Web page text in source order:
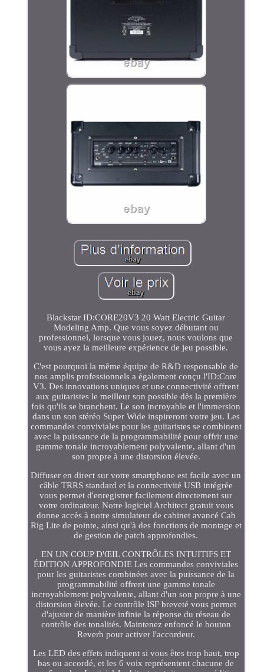
Blackstar ID:CORE20V3 20 Watt Electric Guitar
Modeling Amp. Que vous soyez débutant ou
professionnel, lorsque vous jouez, nous voulons que
vous ayez la meilleure expérience de jeu possible.
C'est pourquoi la même équipe de R&D responsable de
nos amplis professionnels a également conçu l'ID:Core
V3. Des innovations uniques et une connectivité offrent
aux guitaristes le meilleur son possible dès la première
fois qu'ils se branchent. Le son incroyable et l'immersion
dans un son stéréo Super Wide inspireront votre jeu. Les
commandes conviviales pour les guitaristes se combinent
avec la puissance de la programmabilité pour offrir une
gamme tonale incroyablement polyvalente, allant d'un
son propre à une distorsion élevée.
Diffuser en direct sur votre smartphone est facile avec un
câble TRRS standard et la connectivité USB intégrée
vous permet d'enregistrer facilement directement sur
votre ordinateur. Notre logiciel Architect gratuit vous
donne accès à notre simulateur de cabinet avancé Cab
Rig Lite de pointe, ainsi qu'à des fonctions de montage et
de gestion de patch approfondies.
EN UN COUP D'ŒIL CONTRÔLES INTUITIFS ET
ÉDITION APPROFONDIE Les commandes conviviales
pour les guitaristes combinées avec la puissance de la
programmabilité offrent une gamme tonale
incroyablement polyvalente, allant d'un son propre à une
distorsion élevée. Le contrôle ISF breveté vous permet
d'ajuster de manière infinie la réponse du réseau de
contrôle des tonalités. Maintenez enfoncé le bouton
Reverb pour activer l'accordeur.
Les LED des effets indiquent si vous êtes trop haut, trop
bas ou accordé, et les 6 voix représentent chacune de